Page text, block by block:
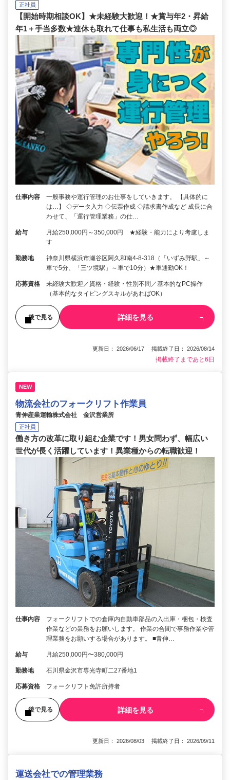
正社員
【開始時期相談OK】★未経験大歓迎！★賞与年2・昇給
年1＋手当多数★連休も取れて仕事も私生活も両立◎
仕事内容
一般事務や運行管理のお仕事をしていきます。 【具体的に
は…】 ◇データ入力 ◇伝票作成 ◇請求書作成など 成長に合
わせて、「運行管理業務」の仕…
給与
月給250,000円～350,000円 ★経験・能力により考慮しま
す
勤務地
神奈川県横浜市瀬谷区阿久和南4-8-318（「いずみ野駅」～
車で5分、「三ツ境駅」～車で10分）★車通勤OK！
応募資格
未経験大歓迎／資格・経験・性別不問／基本的なPC操作
（基本的なタイピングスキルがあればOK）
後で見る 詳細を見る
更新日： 2026/06/17 掲載終了日： 2026/08/14
掲載終了まであと6日
NEW
物流会社のフォークリフト作業員
青伸産業運輸株式会社 金沢営業所
正社員
働き方の改革に取り組む企業です！男女問わず、幅広い
世代が長く活躍しています！異業種からの転職歓迎！
仕事内容
フォークリフトでの倉庫内自動車部品の入出庫・梱包・検査
作業などの業務をお願いします。 作業の合間で事務作業や管
理業務をお願いする場合があります。 ■青伸…
給与 月給250,000円〜380,000円
勤務地 石川県金沢市専光寺町二27番地1
応募資格 フォークリフト免許所持者
後で見る 詳細を見る
更新日： 2026/08/03 掲載終了日： 2026/09/11
運送会社での管理業務